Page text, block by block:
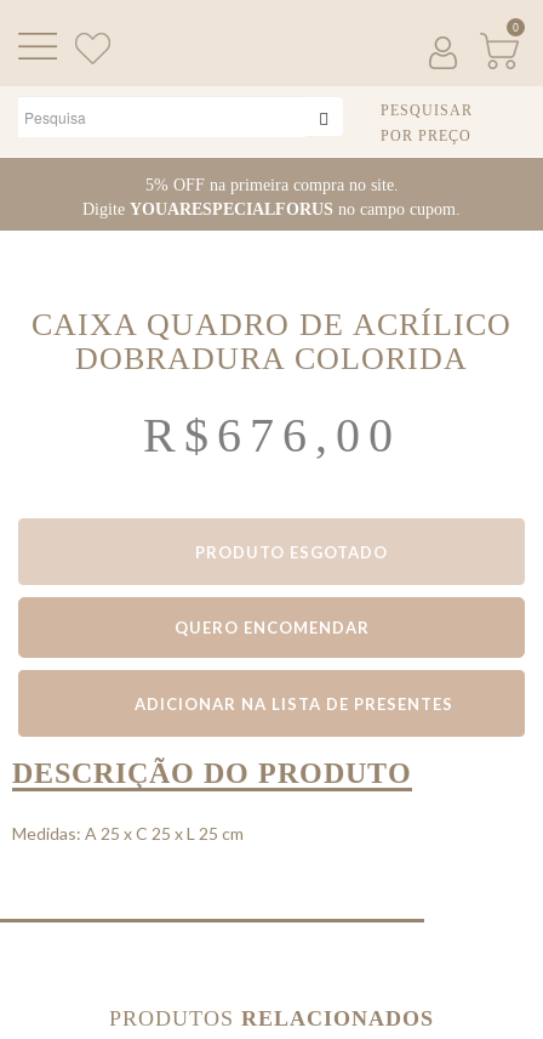
o
5% OFF na primeira compra no site.
Digite YOUARESPECIALFORUS no campo cupom.
0
PESQUISAR
POR PREÇO
CAIXA QUADRO DE ACRÍLICO
DOBRADURA COLORIDA
R$ 676,00
PRODUTO ESGOTADO
QUERO ENCOMENDAR
ADICIONAR NA LISTA DE PRESENTES
DESCRIÇÃO DO PRODUTO
Medidas: A 25 x C 25 x L 25 cm
PRODUTOS RELACIONADOS